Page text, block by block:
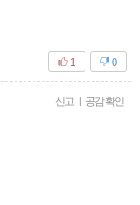
0
1
신고 | 공감 확인